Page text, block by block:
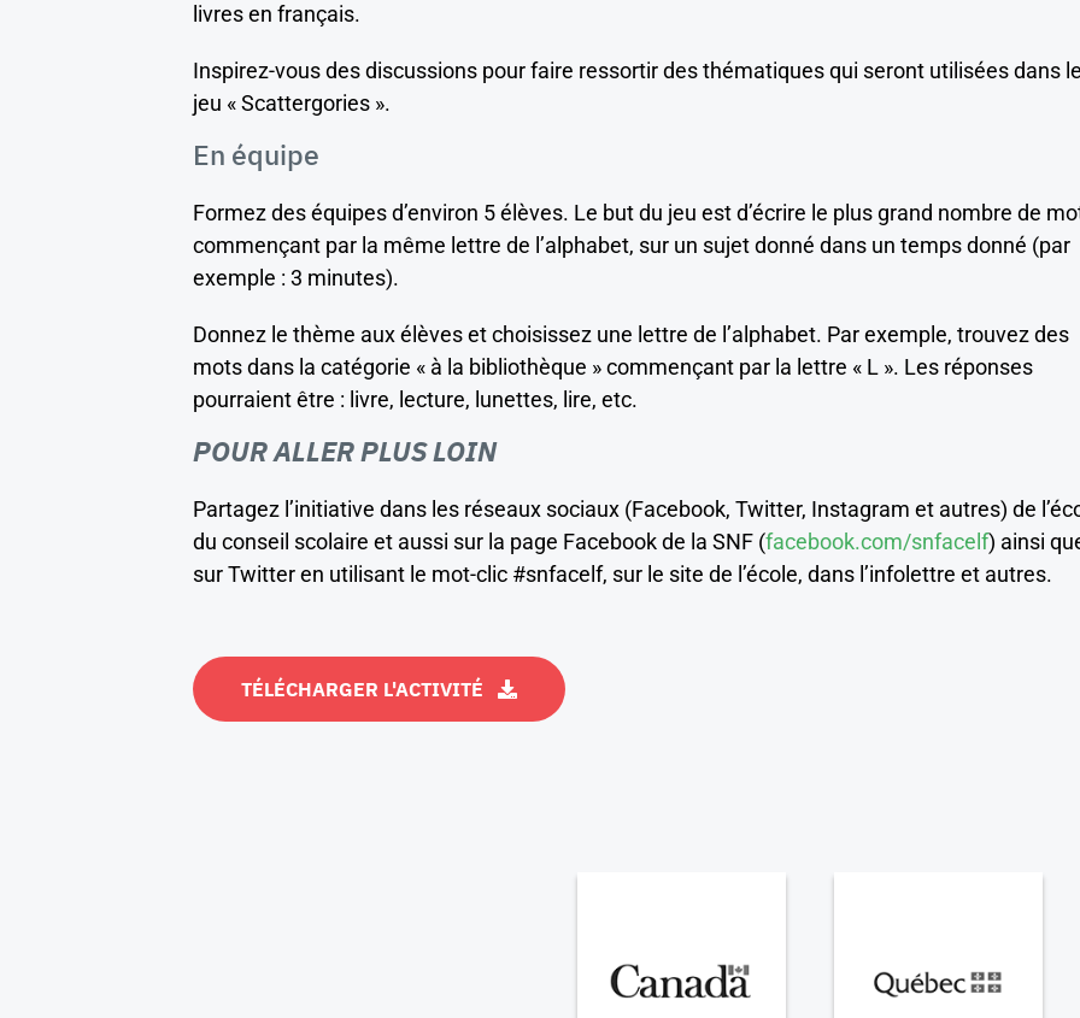
livres en français.
Inspirez-vous des discussions pour faire ressortir des thématiques qui seront utilisées dans le
jeu « Scattergories ».
En équipe
Formez des équipes d’environ 5 élèves. Le but du jeu est d’écrire le plus grand nombre de
commençant par la même lettre de l’alphabet, sur un sujet donné dans un temps donné (par
exemple : 3 minutes).
Donnez le thème aux élèves et choisissez une lettre de l’alphabet. Par exemple, trouvez des
mots dans la catégorie « à la bibliothèque » commençant par la lettre « L ». Les réponses
pourraient être : livre, lecture, lunettes, lire, etc.
POUR ALLER PLUS LOIN
Partagez l’initiative dans les réseaux sociaux (Facebook, Twitter, Instagram et autres) de
du conseil scolaire et aussi sur la page Facebook de la SNF (facebook.com/snfacelf) ainsi
sur Twitter en utilisant le mot-clic #snfacelf, sur le site de l’école, dans l’infolettre et autres.
TÉLÉCHARGER L'ACTIVITÉ